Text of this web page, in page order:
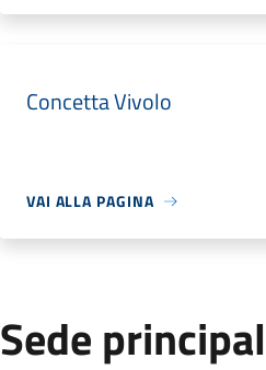
Concetta Vivolo
VAI ALLA PAGINA
Sede